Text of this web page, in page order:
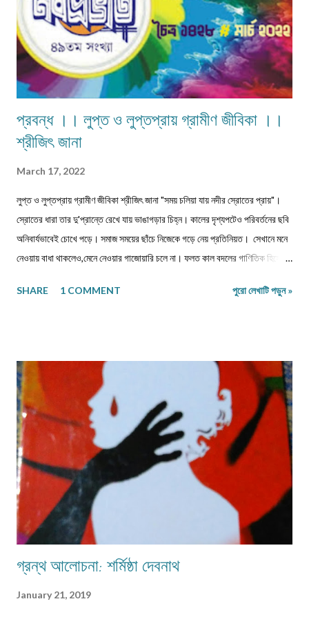
প্রবন্ধ ।। লুপ্ত ও লুপ্তপ্রায় গ্রামীণ জীবিকা ।।
শ্রীজিৎ জানা
March 17, 2022
লুপ্ত ও লুপ্তপ্রায় গ্রামীণ জীবিকা শ্রীজিৎ জানা "সময় চলিয়া যায় নদীর স্রোতের প্রায়"।
স্রোতের ধারা তার দু'প্রান্তে রেখে যায় ভাঙাগড়ার চিহ্ন। কালের দৃশ্যপটেও পরিবর্তনের ছবি
অনিবার্যভাবেই চোখে পড়ে। সমাজ সময়ের ছাঁচে নিজেকে গড়ে নেয় প্রতিনিয়ত। সেখানে মনে
নেওয়ায় বাধা থাকলেও,মেনে নেওয়ার গাজোয়ারি চলে না। ফলত কাল বদলের গাণিতিক হিসেবে
থাকার সংগ্রাম। মানুষের জীবনযাপনের ক্ষেত্রে আজকে যা অত্যাবশ্যকীয় কাল তার বিকল্প রূপ
এককালীন। সব পেশার লোকেরাই কত নিষ্ঠা ভরে গাঁয়ে তাদের পরিষেবা দিত। বিনিময়ে
সামান্য আয় হত তাদের। আর সেই আয়টুকুই ছিল তাদের সংসার নির্বাহের একমাত্র উপায়।
কালে কালান্তরে সেই সব পেশা,সেই সব সমাজবন্ধুরা হারিয়ে গ্যাছে। শুধুমাত্র তারা বেঁচে
আছে অগ্রজের গল্পকথায়,আর বিভিন...
SHARE 1 COMMENT পুরো লেখাটি পড়ুন »
গ্রন্থ আলোচনা: শর্মিষ্ঠা দেবনাথ
January 21, 2019